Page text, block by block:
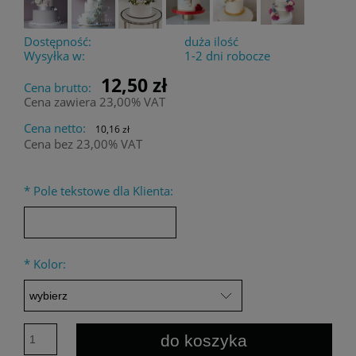
Dostępność:
duża ilość
Wysyłka w:
1-2 dni robocze
Cena brutto:
12,50 zł
Cena zawiera 23,00% VAT
Cena netto:
10,16 zł
Cena bez 23,00% VAT
* Pole tekstowe dla Klienta:
* Kolor:
do koszyka